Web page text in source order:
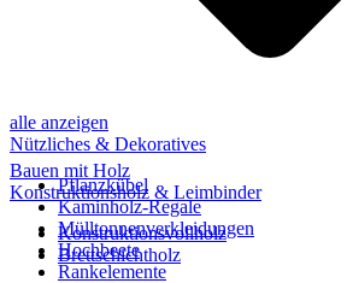
alle anzeigen
Nützliches & Dekoratives
Pflanzkübel
Kaminholz-Regale
Mülltonnenverkleidungen
Hochbeete
Rankelemente
Bauen mit Holz
Konstruktionsholz & Leimbinder
Konstruktionsvollholz
Brettschichtholz